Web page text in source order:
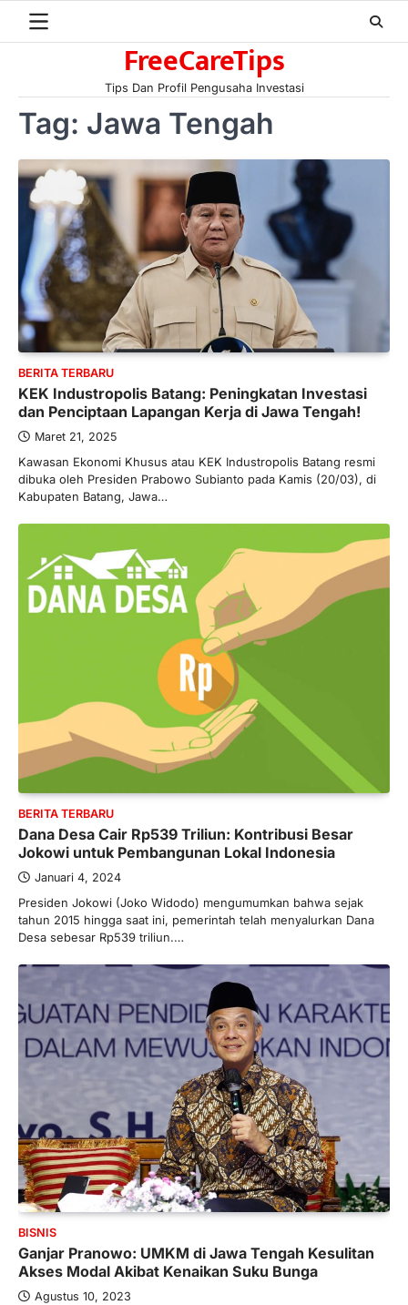
FreeCareTips
Tips Dan Profil Pengusaha Investasi
Tag: Jawa Tengah
BERITA TERBARU
KEK Industropolis Batang: Peningkatan Investasi
dan Penciptaan Lapangan Kerja di Jawa Tengah!
Maret 21, 2025
Kawasan Ekonomi Khusus atau KEK Industropolis Batang resmi
dibuka oleh Presiden Prabowo Subianto pada Kamis (20/03), di
Kabupaten Batang, Jawa…
BERITA TERBARU
Dana Desa Cair Rp539 Triliun: Kontribusi Besar
Jokowi untuk Pembangunan Lokal Indonesia
Januari 4, 2024
Presiden Jokowi (Joko Widodo) mengumumkan bahwa sejak
tahun 2015 hingga saat ini, pemerintah telah menyalurkan Dana
Desa sebesar Rp539 triliun.…
BISNIS
Ganjar Pranowo: UMKM di Jawa Tengah Kesulitan
Akses Modal Akibat Kenaikan Suku Bunga
Agustus 10, 2023
BERITA TERBARU
Skema KPR Wiraswasta: Ada
Solusi Pembiayaan Rumah Bagi
Pelaku Usaha?
Januari 27, 2026
PT Bank Tabungan Negara (BTN) baru-
baru ini mengungkapkan skema Kredit
Perumahan Rakyat (KPR) yang dirancang…
Direktur PT GEB Tjandra
Limanjaya: Profil dan Prinsipnya
Januari 22, 2026
adalah prinsip dan pengetahuan. Jika
Anda adalah seorang…
BERITA TERBARU
Impor BBM Sudah Direstui,
Distribusi ke SPBU Swasta Sudah
Kembali Normal?
Januari 15, 2026
Pemerintah melalui Kementerian Energi
dan Sumber Daya Mineral (ESDM) telah
memberikan izin kepada operator SPBU…
BERITA TERBARU
Banyak Negara Incar Urea RI,
Industri Pupuk Indonesia Kembali
Bergairah?
Ketegangan di Timur Tengah mulai
mengubah peta pasokan komoditas